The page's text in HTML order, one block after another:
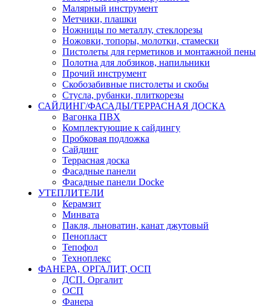
Малярный инструмент
Метчики, плашки
Ножницы по металлу, стеклорезы
Ножовки, топоры, молотки, стамески
Пистолеты для герметиков и монтажной пены
Полотна для лобзиков, напильники
Прочий инструмент
Скобозабивные пистолеты и скобы
Стусла, рубанки, плиткорезы
САЙДИНГ/ФАСАДЫ/ТЕРРАСНАЯ ДОСКА
Вагонка ПВХ
Комплектующие к сайдингу
Пробковая подложка
Сайдинг
Террасная доска
Фасадные панели
Фасадные панели Docke
УТЕПЛИТЕЛИ
Керамзит
Минвата
Пакля, льноватин, канат джутовый
Пенопласт
Тепофол
Техноплекс
ФАНЕРА, ОРГАЛИТ, ОСП
ДСП. Оргалит
ОСП
Фанера